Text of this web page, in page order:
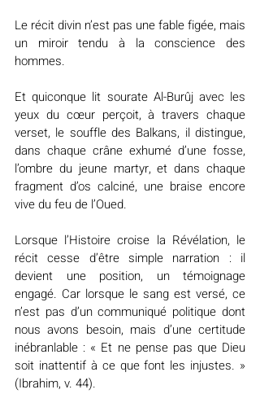
Le récit divin n’est pas une fable figée, mais
un miroir tendu à la conscience des
hommes.
Et quiconque lit sourate Al-Burûj avec les
yeux du cœur perçoit, à travers chaque
verset, le souffle des Balkans, il distingue,
dans chaque crâne exhumé d’une fosse,
l’ombre du jeune martyr, et dans chaque
fragment d’os calciné, une braise encore
vive du feu de l’Oued.
Lorsque l’Histoire croise la Révélation, le
récit cesse d’être simple narration : il
devient une position, un témoignage
engagé. Car lorsque le sang est versé, ce
n’est pas d’un communiqué politique dont
nous avons besoin, mais d’une certitude
inébranlable : « Et ne pense pas que Dieu
soit inattentif à ce que font les injustes. »
(Ibrahim, v. 44).